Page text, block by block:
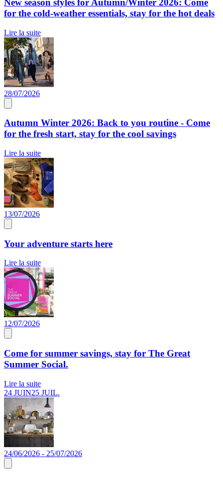
New season styles for Autumn/Winter 2026: Come
for the cold-weather essentials, stay for the hot deals
Lire la suite
28/07/2026
Autumn Winter 2026: Back to you routine - Come
for the fresh start, stay for the cool savings
Lire la suite
13/07/2026
Your adventure starts here
Lire la suite
12/07/2026
Come for summer savings, stay for The Great
Summer Social.
Lire la suite
24 JUIN25 JUIL.
24/06/2026 - 25/07/2026